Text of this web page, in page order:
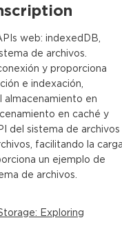
web: indexedDB,
de archivos.
y proporciona
e indexación,
almacenamiento en
en caché y
del sistema de archivos
facilitando la
un ejemplo de
de archivos.
Exploring